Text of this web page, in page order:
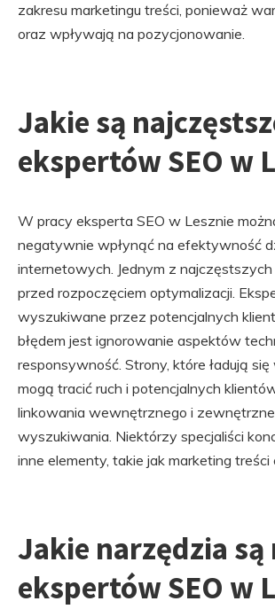
zakresu marketingu treści, ponieważ
oraz wpływają na pozycjonowanie.
Jakie są
ekspertów SEO w
W pracy eksperta SEO w Lesznie
negatywnie wpłynąć na efektywność
internetowych. Jednym z
przed rozpoczęciem optymalizacji.
wyszukiwane przez potencjalnych
błędem jest ignorowanie aspektów
responsywność. Strony, które ładują
mogą tracić ruch i potencjalnych
linkowania wewnętrznego i
wyszukiwania. Niektórzy specjaliści
inne elementy, takie jak marketing
Jakie narzędzia
ekspertów SEO w